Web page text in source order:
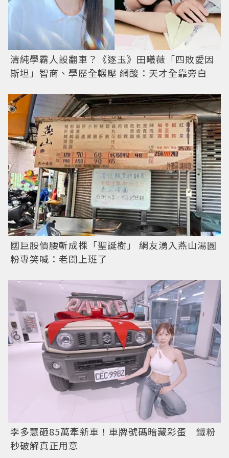
清純學霸人設翻車？《逐玉》田曦薇「四敗愛因
斯坦」智商、學歷全輾壓 網酸：天才全靠旁白
國巨股價腰斬成棵「聖誕樹」 網友湧入燕山湯圓
粉專笑喊：老闆上班了
李多慧砸85萬牽新車！車牌號碼暗藏彩蛋 鐵粉
秒破解真正用意